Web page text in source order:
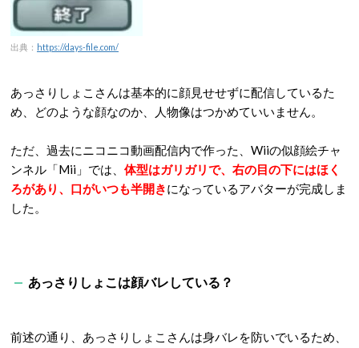
出典： https://days-file.com/
あっさりしょこさんは基本的に顔見せせずに配信しているた
め、どのような顔なのか、人物像はつかめていいません。
ただ、過去にニコニコ動画配信内で作った、Wiiの似顔絵チャ
ンネル「Mii」では、 体型はガリガリで、右の目の下にはほく
ろがあり、口がいつも半開きになっているアバターが完成しま
した。
あっさりしょこは顔バレしている？
前述の通り、あっさりしょこさんは身バレを防いでいるため、